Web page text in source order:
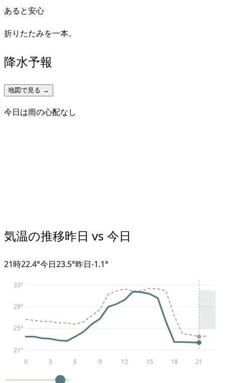
あると安心
折りたたみを一本。
降水予報
地図で見る →
今日は雨の心配なし
気温の推移昨日 vs 今日
21時22.4°今日23.5°昨日-1.1°
21°
25°
29°
33°
0 3 6 9 12 15 18 21